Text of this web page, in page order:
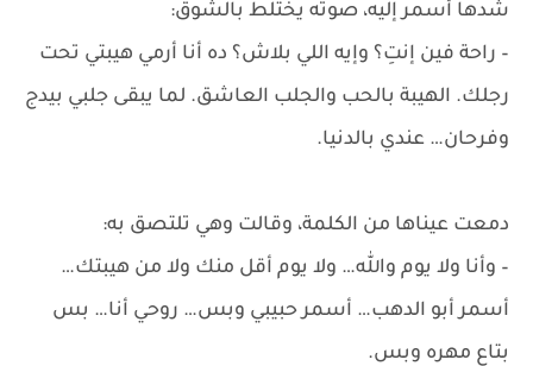
شدها أسمر إليه، صوته يختلط بالشوق:
– راحة فين إنتِ؟ وإيه اللي بلاش؟ ده أنا أرمي هيبتي تحت
رجلك. الهيبة بالحب والجلب العاشق. لما يبقى جلبي بيدج
وفرحان… عندي بالدنيا.
دمعت عيناها من الكلمة، وقالت وهي تلتصق به:
– وأنا ولا يوم والله… ولا يوم أقل منك ولا من هيبتك…
أسمر أبو الدهب… أسمر حبيبي وبس… روحي أنا… بس
بتاع مهره وبس.